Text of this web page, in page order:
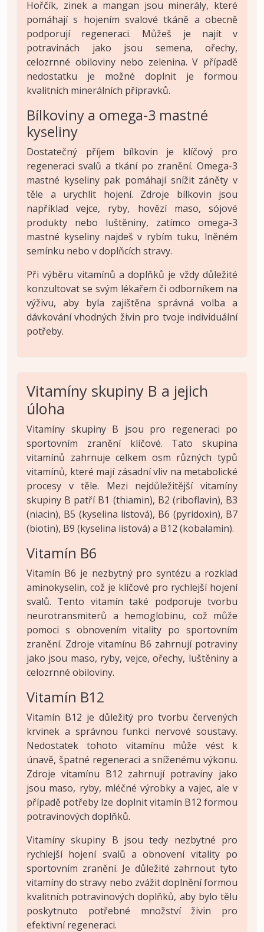
Hořčík, zinek a mangan jsou minerály, které
pomáhají s hojením svalové tkáně a obecně
podporují regeneraci. Můžeš je najít v
potravinách jako jsou semena, ořechy,
celozrnné obiloviny nebo zelenina. V případě
nedostatku je možné doplnit je formou
kvalitních minerálních přípravků.
Bílkoviny a omega-3 mastné
kyseliny
Dostatečný příjem bílkovin je klíčový pro
regeneraci svalů a tkání po zranění. Omega-3
mastné kyseliny pak pomáhají snížit záněty v
těle a urychlit hojení. Zdroje bílkovin jsou
například vejce, ryby, hovězí maso, sójové
produkty nebo luštěniny, zatímco omega-3
mastné kyseliny najdeš v rybím tuku, lněném
semínku nebo v doplňcích stravy.
Při výběru vitamínů a doplňků je vždy důležité
konzultovat se svým lékařem či odborníkem na
výživu, aby byla zajištěna správná volba a
dávkování vhodných živin pro tvoje individuální
potřeby.
Vitamíny skupiny B a jejich
úloha
Vitamíny skupiny B jsou pro regeneraci po
sportovním zranění klíčové. Tato skupina
vitamínů zahrnuje celkem osm různých typů
vitamínů, které mají zásadní vliv na metabolické
procesy v těle. Mezi nejdůležitější vitamíny
skupiny B patří B1 (thiamin), B2 (riboflavin), B3
(niacin), B5 (kyselina listová), B6 (pyridoxin), B7
(biotin), B9 (kyselina listová) a B12 (kobalamin).
Vitamín B6
Vitamín B6 je nezbytný pro syntézu a rozklad
aminokyselin, což je klíčové pro rychlejší hojení
svalů. Tento vitamín také podporuje tvorbu
neurotransmiterů a hemoglobinu, což může
pomoci s obnovením vitality po sportovním
zranění. Zdroje vitamínu B6 zahrnují potraviny
jako jsou maso, ryby, vejce, ořechy, luštěniny a
celozrnné obiloviny.
Vitamín B12
Vitamín B12 je důležitý pro tvorbu červených
krvinek a správnou funkci nervové soustavy.
Nedostatek tohoto vitamínu může vést k
únavě, špatné regeneraci a sníženému výkonu.
Zdroje vitamínu B12 zahrnují potraviny jako
jsou maso, ryby, mléčné výrobky a vajec, ale v
případě potřeby lze doplnit vitamín B12 formou
potravinových doplňků.
Vitamíny skupiny B jsou tedy nezbytné pro
rychlejší hojení svalů a obnovení vitality po
sportovním zranění. Je důležité zahrnout tyto
vitamíny do stravy nebo zvážit doplnění formou
kvalitních potravinových doplňků, aby bylo tělu
poskytnuto potřebné množství živin pro
efektivní regeneraci.